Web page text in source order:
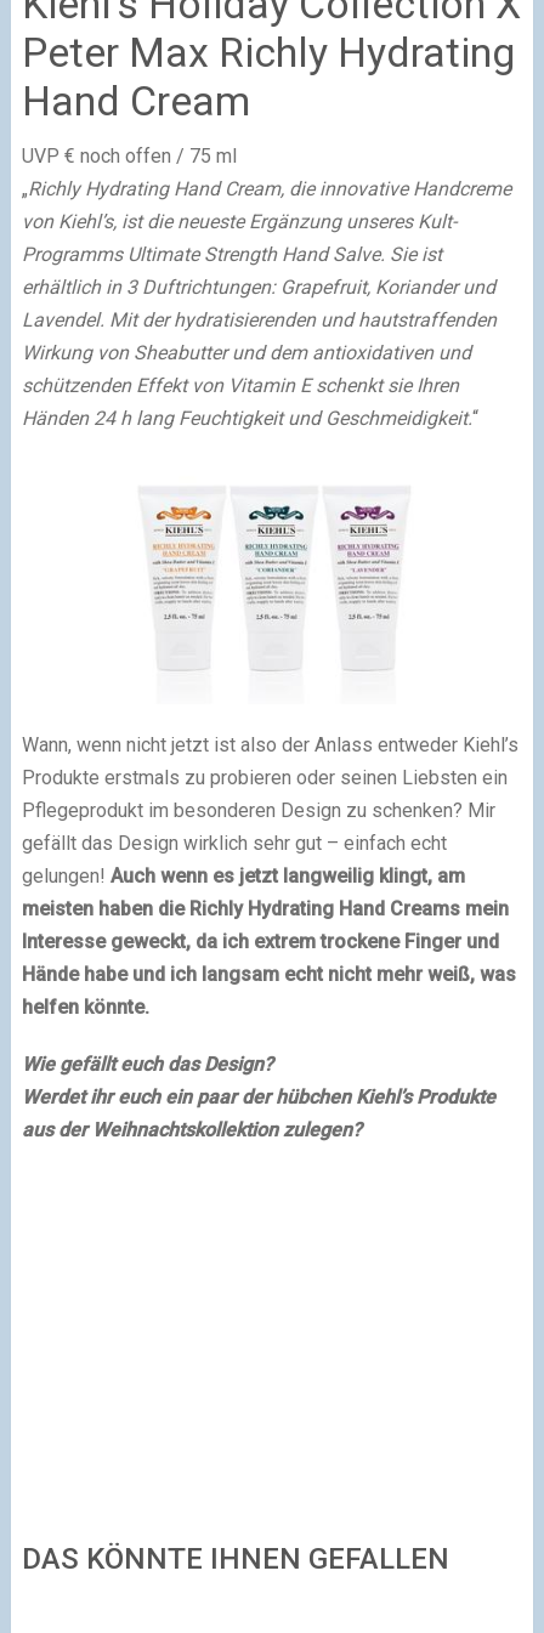
Peter Max Richly Hydrating
Hand Cream
UVP € noch offen / 75 ml
„Richly Hydrating Hand Cream, die innovative Handcreme
von Kiehl’s, ist die neueste Ergänzung unseres Kult-
Programms Ultimate Strength Hand Salve. Sie ist
erhältlich in 3 Duftrichtungen: Grapefruit, Koriander und
Lavendel. Mit der hydratisierenden und hautstraffenden
Wirkung von Sheabutter und dem antioxidativen und
schützenden Effekt von Vitamin E schenkt sie Ihren
Händen 24 h lang Feuchtigkeit und Geschmeidigkeit.“
Wann, wenn nicht jetzt ist also der Anlass entweder Kiehl’s
Produkte erstmals zu probieren oder seinen Liebsten ein
Pflegeprodukt im besonderen Design zu schenken? Mir
gefällt das Design wirklich sehr gut – einfach echt
gelungen! Auch wenn es jetzt langweilig klingt, am
meisten haben die Richly Hydrating Hand Creams mein
Interesse geweckt, da ich extrem trockene Finger und
Hände habe und ich langsam echt nicht mehr weiß, was
helfen könnte.
Wie gefällt euch das Design?
Werdet ihr euch ein paar der hübchen Kiehl’s Produkte
aus der Weihnachtskollektion zulegen?
DAS KÖNNTE IHNEN GEFALLEN